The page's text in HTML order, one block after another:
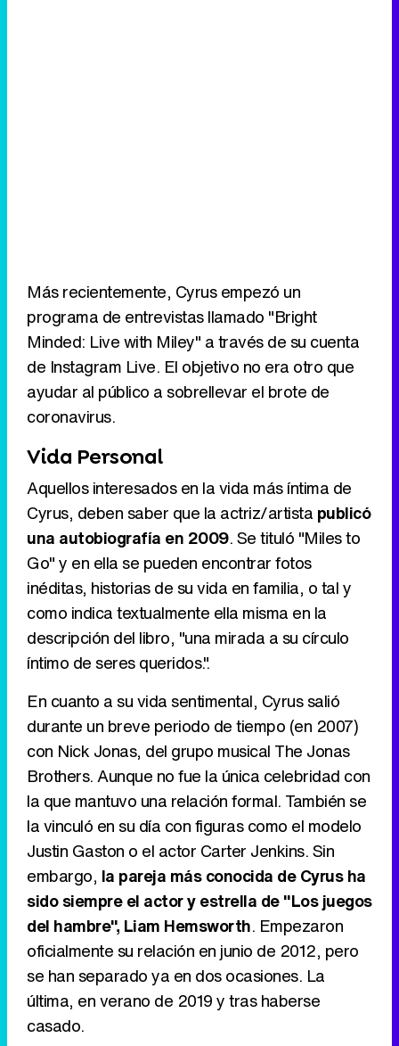
Más recientemente, Cyrus empezó un
programa de entrevistas llamado "Bright
Minded: Live with Miley" a través de su cuenta
de Instagram Live. El objetivo no era otro que
ayudar al público a sobrellevar el brote de
coronavirus.
Vida Personal
Aquellos interesados en la vida más íntima de
Cyrus, deben saber que la actriz/artista publicó
una autobiografía en 2009. Se tituló "Miles to
Go" y en ella se pueden encontrar fotos
inéditas, historias de su vida en familia, o tal y
como indica textualmente ella misma en la
descripción del libro, "una mirada a su círculo
íntimo de seres queridos.".
En cuanto a su vida sentimental, Cyrus salió
durante un breve periodo de tiempo (en 2007)
con Nick Jonas, del grupo musical The Jonas
Brothers. Aunque no fue la única celebridad con
la que mantuvo una relación formal. También se
la vinculó en su día con figuras como el modelo
Justin Gaston o el actor Carter Jenkins. Sin
embargo, la pareja más conocida de Cyrus ha
sido siempre el actor y estrella de "Los juegos
del hambre", Liam Hemsworth. Empezaron
oficialmente su relación en junio de 2012, pero
se han separado ya en dos ocasiones. La
última, en verano de 2019 y tras haberse
casado.